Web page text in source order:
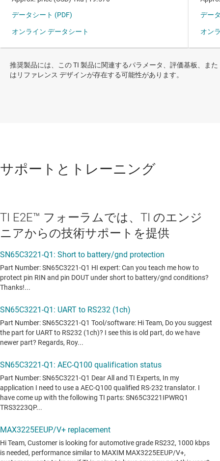
推奨製品には、この TI 製品に関連するパラメータ、評価基板、また
はリファレンス デザインが存在する可能性があります。
サポートとトレーニング
TI E2E™ フォーラムでは、TI のエンジ
ニアからの技術サポートを提供